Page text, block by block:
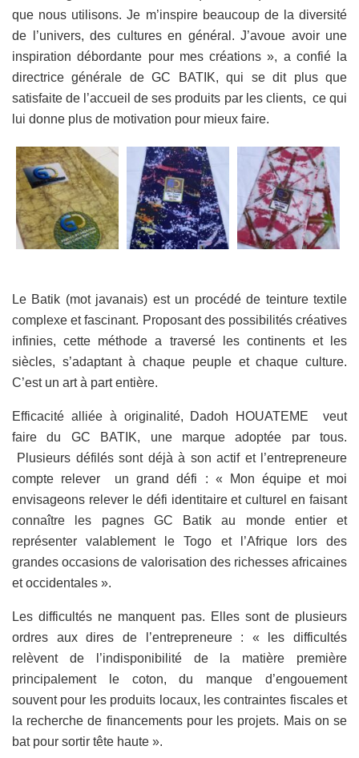
que nous utilisons. Je m’inspire beaucoup de la diversité
de l’univers, des cultures en général. J’avoue avoir une
inspiration débordante pour mes créations », a confié la
directrice générale de GC BATIK, qui se dit plus que
satisfaite de l’accueil de ses produits par les clients, ce qui
lui donne plus de motivation pour mieux faire.
Le Batik (mot javanais) est un procédé de teinture textile
complexe et fascinant. Proposant des possibilités créatives
infinies, cette méthode a traversé les continents et les
siècles, s’adaptant à chaque peuple et chaque culture.
C’est un art à part entière.
Efficacité alliée à originalité, Dadoh HOUATEME veut
faire du GC BATIK, une marque adoptée par tous.
Plusieurs défilés sont déjà à son actif et l’entrepreneure
compte relever un grand défi : « Mon équipe et moi
envisageons relever le défi identitaire et culturel en faisant
connaître les pagnes GC Batik au monde entier et
représenter valablement le Togo et l’Afrique lors des
grandes occasions de valorisation des richesses africaines
et occidentales ».
Les difficultés ne manquent pas. Elles sont de plusieurs
ordres aux dires de l’entrepreneure : « les difficultés
relèvent de l’indisponibilité de la matière première
principalement le coton, du manque d’engouement
souvent pour les produits locaux, les contraintes fiscales et
la recherche de financements pour les projets. Mais on se
bat pour sortir tête haute ».